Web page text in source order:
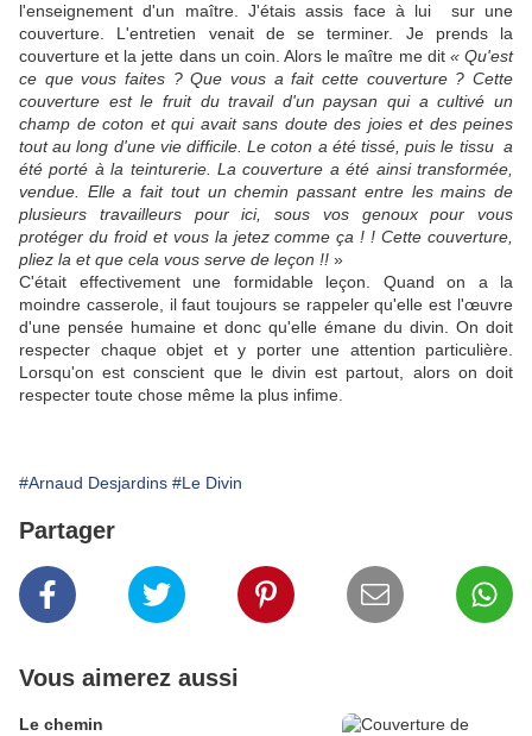
l'enseignement d'un maître. J'étais assis face à lui sur une
couverture. L'entretien venait de se terminer. Je prends la
couverture et la jette dans un coin. Alors le maître me dit«Qu'est
ce que vous faites ? Que vous a fait cette couverture ? Cette
couverture est le fruit du travail d'un paysan qui a cultivé un
champ de coton et qui avait sans doute des joies et des peines
tout au long d'une vie difficile. Le coton a été tissé, puis le tissu a
été porté à la teinturerie. La couverture a été ainsi transformée,
vendue. Elle a fait tout un chemin passant entre les mains de
plusieurs travailleurs pour ici, sous vos genoux pour vous
protéger du froid et vous la jetez comme ça ! ! Cette couverture,
pliez la et que cela vous serve de leçon !! »
C'était effectivement une formidable leçon. Quand on a la
moindre casserole, il faut toujours se rappeler qu'elle est l'œuvre
d'une pensée humaine et donc qu'elle émane du divin. On doit
respecter chaque objet et y porter une attention particulière.
Lorsqu'on est conscient que le divin est partout, alors on doit
respecter toute chose même la plus infime.
#Arnaud Desjardins #Le Divin
Partager
Vous aimerez aussi
Le chemin